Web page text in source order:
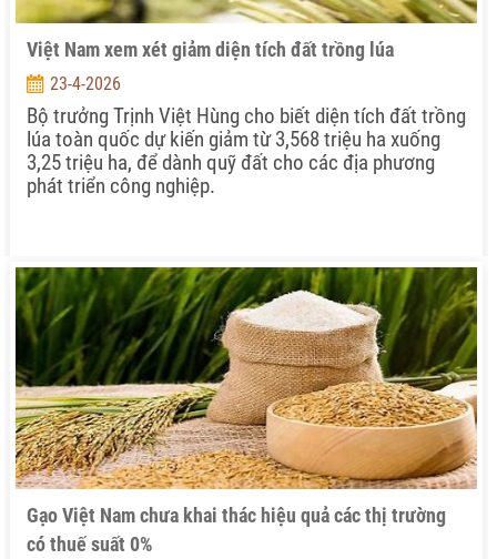
Việt Nam xem xét giảm diện tích đất trồng lúa
23-4-2026
Bộ trưởng Trịnh Việt Hùng cho biết diện tích đất trồng
lúa toàn quốc dự kiến giảm từ 3,568 triệu ha xuống
3,25 triệu ha, để dành quỹ đất cho các địa phương
phát triển công nghiệp.
Gạo Việt Nam chưa khai thác hiệu quả các thị trường
có thuế suất 0%